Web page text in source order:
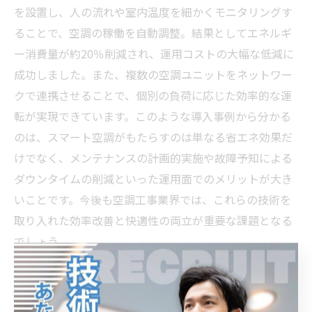
を設置し、人の流れや室内温度を細かくモニタリングす
ることで、空調の稼働を自動調整。結果としてエネルギ
ー消費量が約20％削減され、運用コストの大幅な低減に
成功しました。また、複数の空調ユニットをネットワー
クで連携させることで、個別の負荷に応じた効率的な運
転が実現できています。このような導入事例から分かる
のは、スマート空調がもたらすのは単なる省エネ効果だ
けでなく、メンテナンスの計画的実施や故障予知による
ダウンタイムの削減といった運用面でのメリットが大き
いことです。今後も空調工事業界では、これらの技術を
取り入れた効率改善と快適性の両立が重要な課題となる
でしょう。
業務効率向上と快適環境の両立がもたらす現場の変化